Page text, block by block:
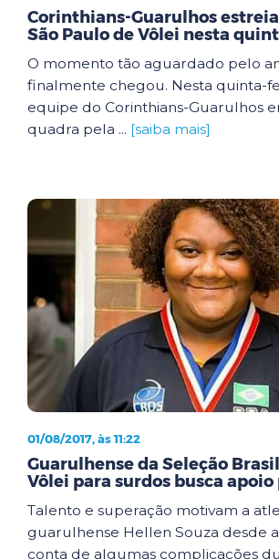
Corinthians-Guarulhos estreia
São Paulo de Vôlei nesta
O momento tão aguardado pelo
finalmente chegou. Nesta quinta-
equipe do Corinthians-Guarulhos
quadra pela ... [saiba mais]
01/08/2017, às 11:22
Guarulhense da Seleção
Vôlei para surdos busca
Talento e superação motivam a
guarulhense Hellen Souza desde
conta de algumas complicações